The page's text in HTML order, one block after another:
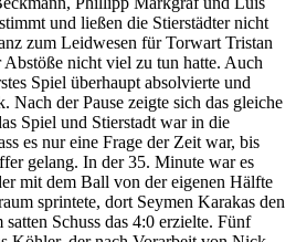
und ließen die Stierstädter nicht
zum Leidwesen für Torwart Tristan
nicht viel zu tun hatte. Auch
Spiel überhaupt absolvierte und
Nach der Pause zeigte sich das gleiche
Spiel und Stierstadt war in die
es nur eine Frage der Zeit war, bis
gelang. In der 35. Minute war es
mit dem Ball von der eigenen Hälfte
sprintete, dort Seymen Karakas den
Schuss das 4:0 erzielte. Fünf